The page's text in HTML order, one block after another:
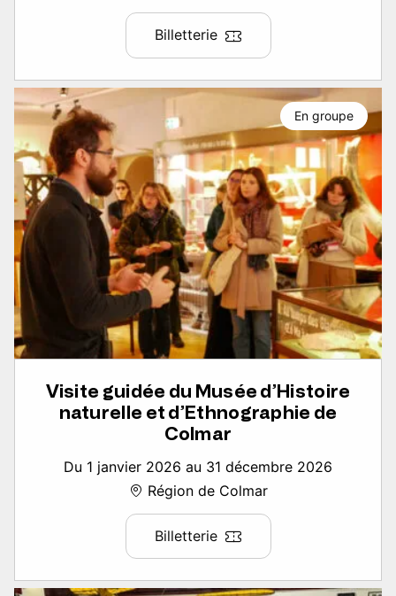
Billetterie
Visite guidée du Musée d’Histoire
naturelle et d’Ethnographie de
Colmar
Du 1 janvier 2026 au 31 décembre 2026
Région de Colmar
Billetterie
En groupe